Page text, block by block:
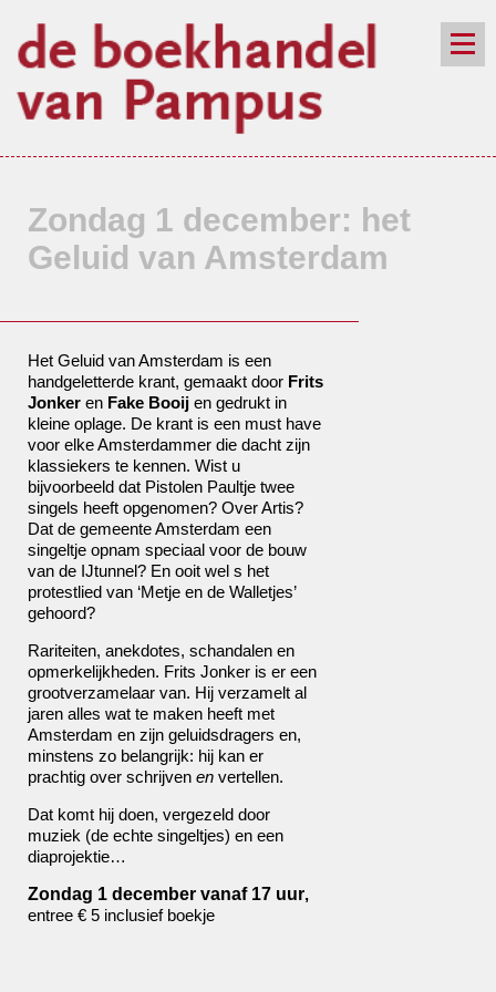
nieuwsbrief
Zondag 1 december: het
Geluid van Amsterdam
Het Geluid van Amsterdam is een
handgeletterde krant, gemaakt door Frits
Jonker en Fake Booij en gedrukt in
kleine oplage. De krant is een must have
voor elke Amsterdammer die dacht zijn
klassiekers te kennen. Wist u
bijvoorbeeld dat Pistolen Paultje twee
singels heeft opgenomen? Over Artis?
Dat de gemeente Amsterdam een
singeltje opnam speciaal voor de bouw
van de IJtunnel? En ooit wel s het
protestlied van ‘Metje en de Walletjes’
gehoord?
Rariteiten, anekdotes, schandalen en
opmerkelijkheden. Frits Jonker is er een
grootverzamelaar van. Hij verzamelt al
jaren alles wat te maken heeft met
Amsterdam en zijn geluidsdragers en,
minstens zo belangrijk: hij kan er
prachtig over schrijven en vertellen.
Dat komt hij doen, vergezeld door
muziek (de echte singeltjes) en een
diaprojektie…
Zondag 1 december vanaf 17 uur,
entree € 5 inclusief boekje